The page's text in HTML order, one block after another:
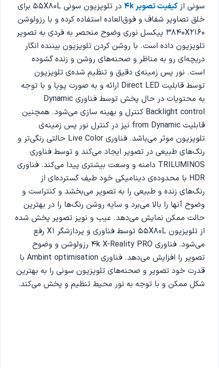
سونی ازکیفیت تصویر 4k
در تلویزیون سونی 55X80L برای
خلق تصاویر شفاف و فوق‌العاده استفاده کرده و با رزولوشن
3840X2160 پیکسل نوری وضوح منحصر به فردی به تصویر
تلویزیون داده است. با روشن کردن تلویزیون بیننده انگار
دریچه‌ای رو به مناظر و صحنه‌های روشن و زنده گشوده
است. نور پس زمینه‌ی دقیق و تنظیم شده‌ی تلویزیون
توسط قابلیت Direct LED ارائه و به صورت پویا و با توجه
به محتویات در حال پخش‌ توسط فناوری Dynamic
Backlight control کنترل و بهینه سازی می‌شود. همچنین
قابلیت from Dynamic نیز در کنترل نور پس زمینه‌ی
تلویزیون موثر می‌باشد. فناوری Live Color حالتی رنگی‌تر و
رنگ‌های طبیعی در تصویر ایجاد می‌کند و توسط فناوری
TRILUMINOS دامنه و وسعت بیشتری پیدا می‌کند. فناوری
HDR با محدوده‌ی دینامیکی خود طیف گسترده‌ای از
رنگ‌های زنده و طبیعی را به تصویر می‌بخشد و کنتراست و
وضوح آنها را بالا می‌برد و سایه‌ روشن رنگ‌ها را در بهترین
حالت ممکن نمایش می‌دهد. عیب و نویز تصویر پخش شده
از تلویزیون 55X80L توسط فناوری و پردازشگر X1 رفع
می‌شود. فناوری 4k X-Reality PRO رزولوشن و وضوح
تصویر را افزایش می‌دهد. فناوری Ambint optimisation با
قدرت خود تصویر و صحنه‌های تلویزیون سونی را به بهترین
شکل ممکن و با توجه به نور محیط تنظیم و پخش می‌کند.